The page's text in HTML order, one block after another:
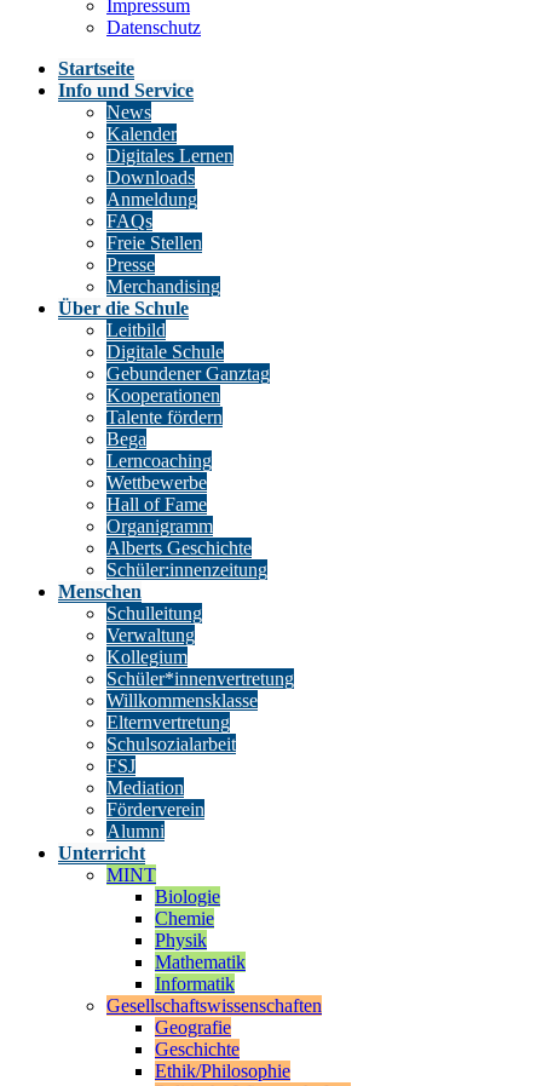
Impressum
Datenschutz
Startseite
Info und Service
News
Kalender
Digitales Lernen
Downloads
Anmeldung
FAQs
Freie Stellen
Presse
Merchandising
Über die Schule
Leitbild
Digitale Schule
Gebundener Ganztag
Kooperationen
Talente fördern
Bega
Lerncoaching
Wettbewerbe
Hall of Fame
Organigramm
Alberts Geschichte
Schüler:innenzeitung
Menschen
Schulleitung
Verwaltung
Kollegium
Schüler*innenvertretung
Willkommensklasse
Elternvertretung
Schulsozialarbeit
FSJ
Mediation
Förderverein
Alumni
Unterricht
MINT
Biologie
Chemie
Physik
Mathematik
Informatik
Gesellschaftswissenschaften
Geografie
Geschichte
Ethik/Philosophie